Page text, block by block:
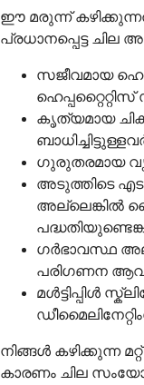
ഈ മരുന്ന്
പ്രധാനപ്പെട്ട
സജീവമായ
കൃത്യമായ
ഗുരുതരമായ
അടുത്തിടെ
അല്ലെങ്കിൽ
ഗർഭാവസ്ഥ
പരിഗണന
മൾട്ടിപ്പിൾ
നിങ്ങൾ കഴിക്കുന്ന
കാരണം ചില